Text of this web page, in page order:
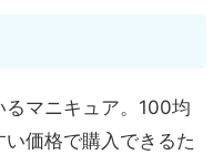
マニキュア。100均
価格で購入できるた